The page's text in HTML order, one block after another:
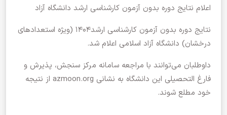
اعلام نتایج دوره بدون آزمون کارشناسی ارشد دانشگاه آزاد
نتایج دوره بدون آزمون کارشناسی ارشد۱۴۰۴ (ویژه استعداد‌های
درخشان) دانشگاه آزاد اسلامی اعلام شد.
داوطلبان می‌توانند با مراجعه سامانه مرکز سنجش، پذیرش و
فارغ التحصیلی این دانشگاه به نشانی azmoon.org از نتیجه
خود مطلع شوند.